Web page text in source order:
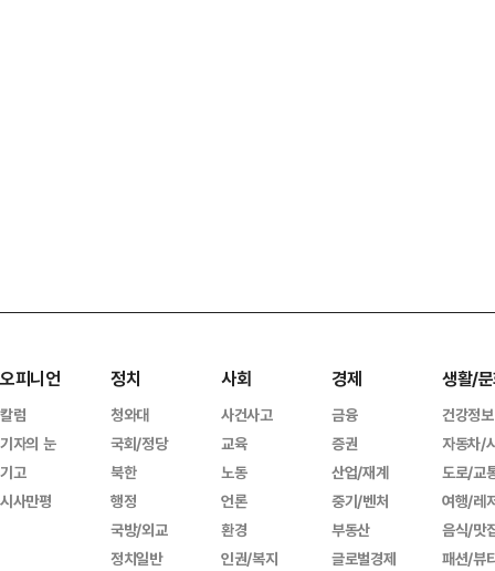
오피니언
칼럼
기자의 눈
기고
시사만평
정치
청와대
국회/정당
북한
행정
국방/외교
정치일반
사회
사건사고
교육
노동
언론
환경
인권/복지
경제
금융
증권
산업/재계
중기/벤처
부동산
글로벌경제
생활/
건강정보
자동차/
도로/교
여행/레
음식/맛
패션/뷰